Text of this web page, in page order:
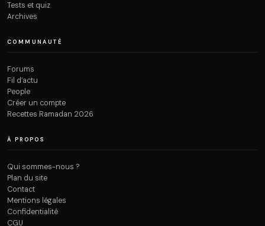
Tests et quiz
Archives
COMMUNAUTÉ
Forums
Fil d’actu
People
Créer un compte
Recettes Ramadan 2026
À PROPOS
Qui sommes-nous ?
Plan du site
Contact
Mentions légales
Confidentialité
CGU